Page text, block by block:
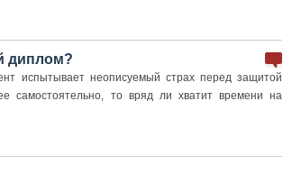
диплом?
испытывает неописуемый страх перед защитой
самостоятельно, то вряд ли хватит времени на